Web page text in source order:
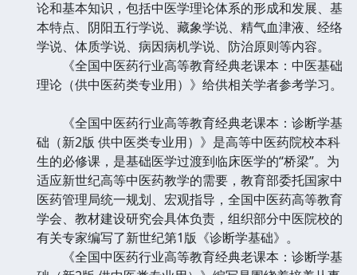
论和基本知识，包括中医学理论体系的形成和发展、基
本特点、阴阳五行学说、藏象学说、精气血津液、经络
学说、体质学说、病因病机学说、防治原则等内容。
《全国中医药行业高等教育经典老课本：中医基础
理论（供中医药类专业用）》给供相关学者参考学习。
《全国中医药行业高等教育经典老课本：诊断学基
础（新2版 供中医类专业用）》是高等中医药院校本科
生的必修课，是基础医学过渡到临床医学的“桥梁”。为
适应新世纪高等中医药教学的需要，教育部委托国家中
医药管理局统一规划、宏观指导，全国中医药高等教育
学会、教材建设研究会具体负责，组织部分中医院校的
有关专家编写了新世纪第1版《诊断学基础》。
《全国中医药行业高等教育经典老课本：诊断学基